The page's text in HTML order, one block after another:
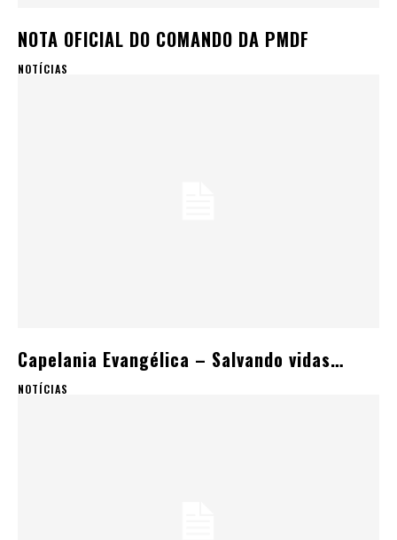
NOTA OFICIAL DO COMANDO DA PMDF
NOTÍCIAS
Capelania Evangélica – Salvando vidas…
NOTÍCIAS